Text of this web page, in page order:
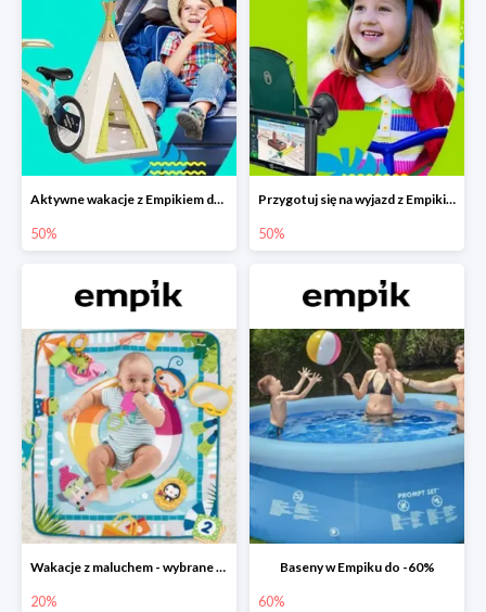
Aktywne wakacje z Empikiem do -50%
50%
Przygotuj się na wyjazd z Empikiem - rabaty do -50%
50%
Wakacje z maluchem - wybrane zabawki Fisher-Price w Empiku-20%
20%
Baseny w Empiku do -60%
60%